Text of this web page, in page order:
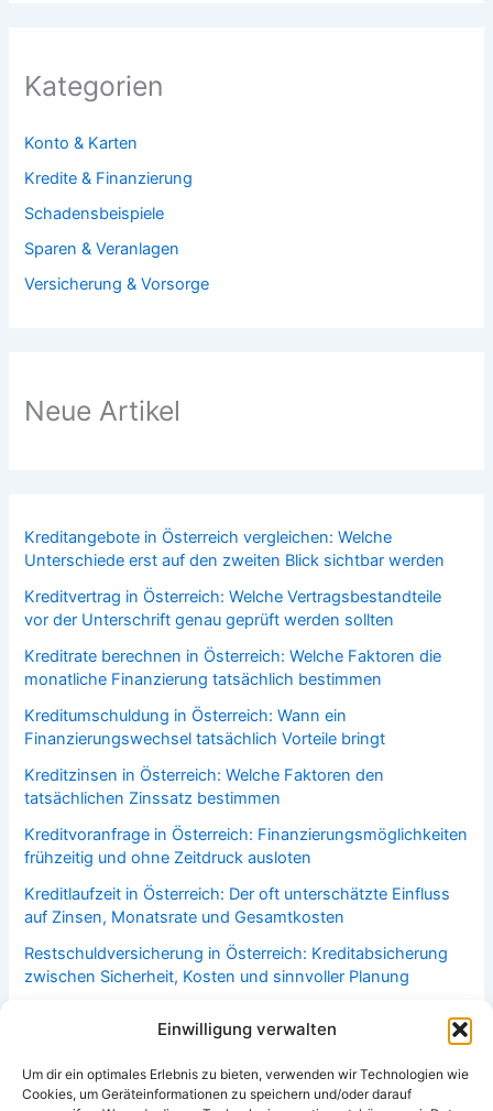
Einwilligung verwalten
Um dir ein optimales Erlebnis zu bieten, verwenden wir Technologien wie
Cookies, um Geräteinformationen zu speichern und/oder darauf
Kategorien
Konto & Karten
Kredite & Finanzierung
Schadensbeispiele
Sparen & Veranlagen
Versicherung & Vorsorge
Neue Artikel
Kreditangebote in Österreich vergleichen: Welche
Unterschiede erst auf den zweiten Blick sichtbar werden
Kreditvertrag in Österreich: Welche Vertragsbestandteile
vor der Unterschrift genau geprüft werden sollten
Kreditrate berechnen in Österreich: Welche Faktoren die
monatliche Finanzierung tatsächlich bestimmen
Kreditumschuldung in Österreich: Wann ein
Finanzierungswechsel tatsächlich Vorteile bringt
Kreditzinsen in Österreich: Welche Faktoren den
tatsächlichen Zinssatz bestimmen
Kreditvoranfrage in Österreich: Finanzierungsmöglichkeiten
frühzeitig und ohne Zeitdruck ausloten
Kreditlaufzeit in Österreich: Der oft unterschätzte Einfluss
auf Zinsen, Monatsrate und Gesamtkosten
Restschuldversicherung in Österreich: Kreditabsicherung
zwischen Sicherheit, Kosten und sinnvoller Planung
Kreditwürdigkeit und Finanzierungsmöglichkeiten
Haushaltsversicherung in Österreich: Welche Leistungen im